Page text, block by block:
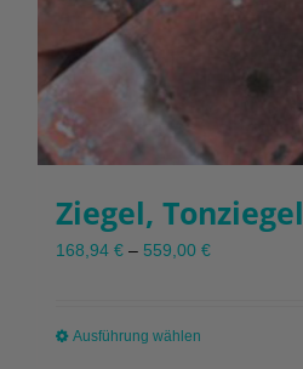
Ziegel, Tonziegel
168,94 €– 559,00 €
Ausführung wählenDieses